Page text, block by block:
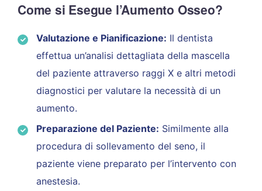
Come si Esegue l’Aumento Osseo?
Valutazione e Pianificazione: Il dentista
effettua un’analisi dettagliata della mascella
del paziente attraverso raggi X e altri metodi
diagnostici per valutare la necessità di un
aumento.
Preparazione del Paziente: Similmente alla
procedura di sollevamento del seno, il
paziente viene preparato per l’intervento con
anestesia.